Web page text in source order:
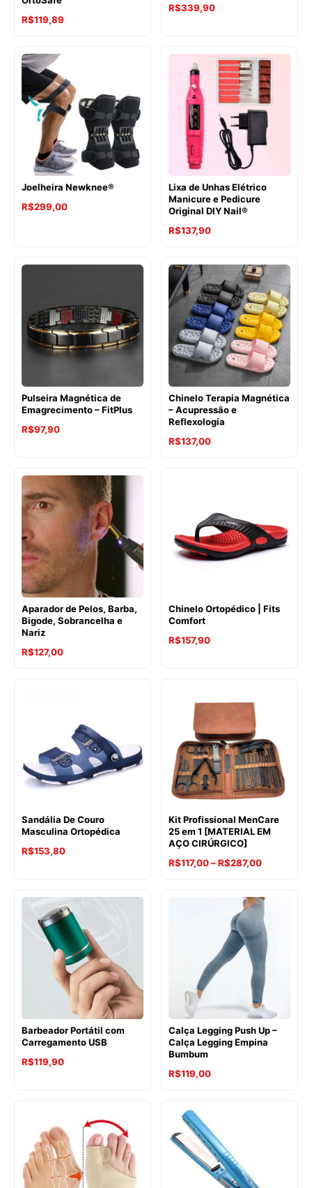
R$119,89
R$339,90
Joelheira Newknee®
R$299,00
Lixa de Unhas Elétrico
Manicure e Pedicure
Original DIY Nail®
R$137,90
Pulseira Magnética de
Emagrecimento – FitPlus
R$97,90
Chinelo Terapia Magnética
– Acupressão e
Reflexologia
R$137,00
Aparador de Pelos, Barba,
Bigode, Sobrancelha e
Nariz
R$127,00
Chinelo Ortopédico | Fits
Comfort
R$157,90
Sandália De Couro
Masculina Ortopédica
R$153,80
Kit Profissional MenCare
25 em 1 [MATERIAL EM
AÇO CIRÚRGICO]
R$117,00–R$287,00Faixa
preço:
R$117,00
através
R$287,00
Barbeador Portátil com
Carregamento USB
R$119,90
Calça Legging Push Up –
Calça Legging Empina
Bumbum
R$119,00